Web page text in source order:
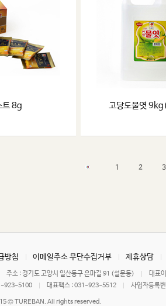
트 8g 고당도물엿
1 2 3
방침 이메일주소 무단수집거부 제휴상담
주소 : 경기도 고양시 일산동구 은마길 91 (설문동)
대표
923-5100
대표팩스 : 031-923-5512 사업자등록
© TUREBAN. All rights reserved.